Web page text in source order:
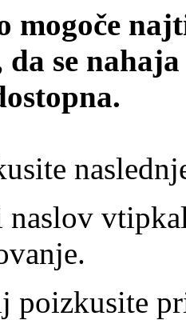
mogoče
se
naslov
poizkusite